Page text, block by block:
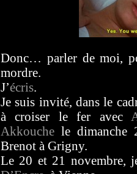
Donc… parler de moi,
mordre.
J’écris.
Je suis invité, dans le
à croiser le fer avec
Akkouche le dimanche
Brenot à Grigny.
Le 20 et 21 novembre,